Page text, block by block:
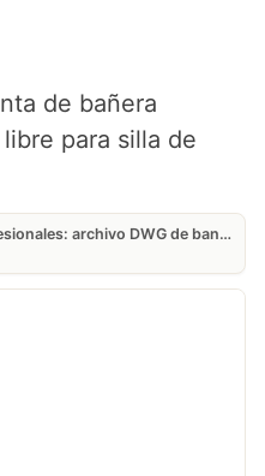
de bañera
para silla de
Para proyectos profesionales: archivo DWG de banera adaptada silla de ruedas planta